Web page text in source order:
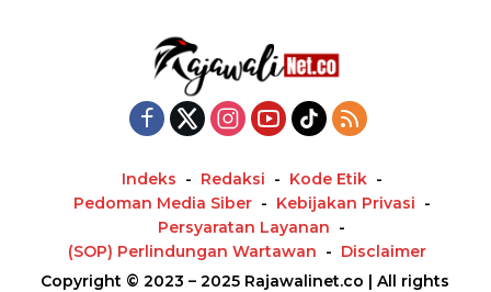
Indeks Redaksi
Kode Etik
Pedoman Media Siber
Kebijakan Privasi
Persyaratan Layanan
(SOP) Perlindungan Wartawan
Disclaimer
Copyright © 2023 – 2025 Rajawalinet.co | All rights